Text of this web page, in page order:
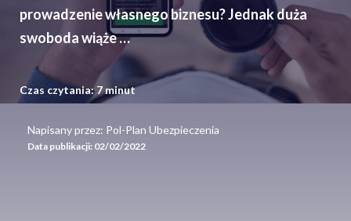
prowadzenie własnego biznesu? Jednak duża
swoboda wiąże …
Czas czytania: 7minut
Napisany przez: Pol-Plan Ubezpieczenia
Data publikacji: 02/02/2022